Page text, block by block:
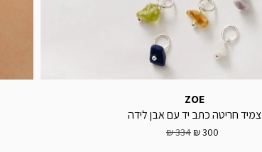
ZOE
צמיד חריטה כתב יד עם אבן לידה
300 ₪
334 ₪